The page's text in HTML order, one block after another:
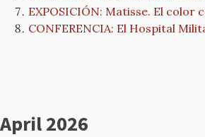
EXPOSICIÓN: Matisse. El color
CONFERENCIA: El Hospital
April 2026